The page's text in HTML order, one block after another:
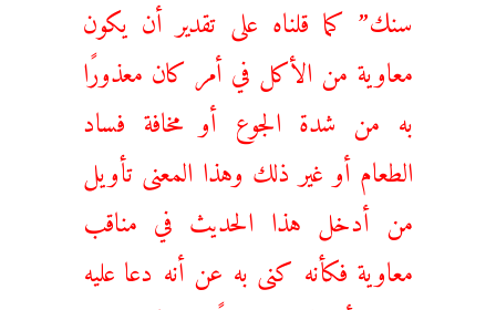
سنك” كما قلناه على تقدير أن يكون
معاوية من الأكل في أمر كان معذورًا
به من شدة الجوع أو مخافة فساد
الطعام أو غير ذلك وهذا المعنى تأويل
من أدخل هذا الحديث في مناقب
معاوية فكأنه كنى به عن أنه دعا عليه